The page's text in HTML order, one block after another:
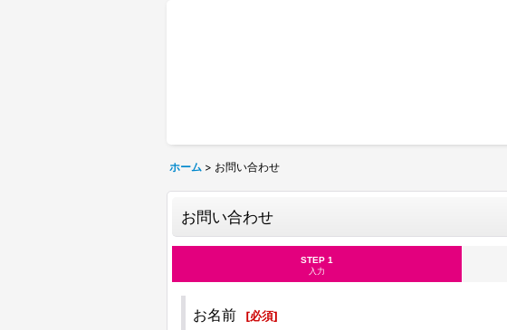
ホーム > お問い合わせ
お問い合わせ
STEP 1
入力
お名前 [必須]